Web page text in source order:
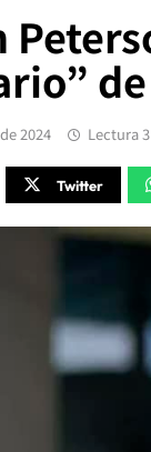
de
2024 Lectura
Twitter